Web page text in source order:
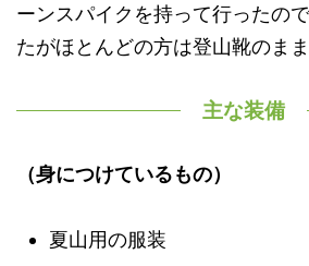
ーンスパイクを持って行ったの
たがほとんどの方は登山靴のま
主な装備
（身につけているもの）
夏山用の服装